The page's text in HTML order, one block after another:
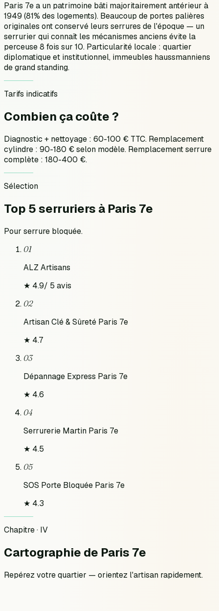
Paris 7e a un patrimoine bâti majoritairement antérieur à
1949 (81% des logements). Beaucoup de portes palières
originales ont conservé leurs serrures de l'époque — un
serrurier qui connaît les mécanismes anciens évite la
perceuse 8 fois sur 10. Particularité locale : quartier
diplomatique et institutionnel, immeubles haussmanniens
de grand standing.
Tarifs indicatifs
Combien çacoûte ?
Diagnostic + nettoyage : 60-100 € TTC. Remplacement
cylindre : 90-180 € selon modèle. Remplacement serrure
complète : 180-400 €.
Sélection
Top 5 serruriers à Paris 7e
Pour serrure bloquée.
01
ALZ Artisans
★ 4.9/ 5 avis
02
Artisan Clé & Sûreté Paris 7e
★ 4.7
03
Dépannage Express Paris 7e
★ 4.6
04
Serrurerie Martin Paris 7e
★ 4.5
05
SOS Porte Bloquée Paris 7e
★ 4.3
Chapitre · IV
Cartographie de Paris 7e
Repérez votre quartier — orientez l'artisan rapidement.